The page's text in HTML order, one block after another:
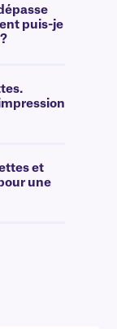
puis-je
et
une